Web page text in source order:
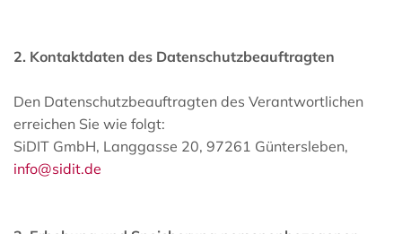
2. Kontaktdaten des Datenschutzbeauftragten
Den Datenschutzbeauftragten des Verantwortlichen
erreichen Sie wie folgt:
SiDIT GmbH, Langgasse 20, 97261 Güntersleben,
info@sidit.de